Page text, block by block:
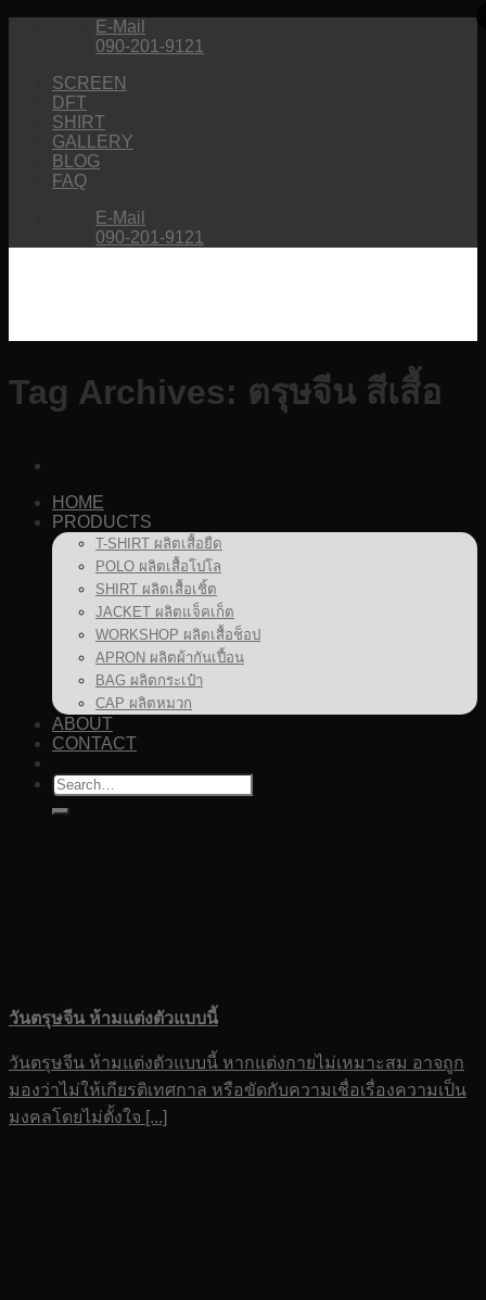
E-Mail
090-201-9121
SCREEN
DFT
SHIRT
GALLERY
BLOG
FAQ
E-Mail
090-201-9121
HOME
PRODUCTS
T-SHIRT ผลิตเสื้อยืด
POLO ผลิตเสื้อโปโล
SHIRT ผลิตเสื้อเชิ้ต
JACKET ผลิตแจ็คเก็ต
WORKSHOP ผลิตเสื้อช็อป
APRON ผลิตผ้ากันเปื้อน
BAG ผลิตกระเป๋า
CAP ผลิตหมวก
ABOUT
CONTACT
Tag Archives: ตรุษจีน สีเสื้อ
วันตรุษจีน ห้ามแต่งตัวแบบนี้
วันตรุษจีน ห้ามแต่งตัวแบบนี้ หากแต่งกายไม่เหมาะสม อาจถูก
มองว่าไม่ให้เกียรติเทศกาล หรือขัดกับความเชื่อเรื่องความเป็น
มงคลโดยไม่ตั้งใจ [...]